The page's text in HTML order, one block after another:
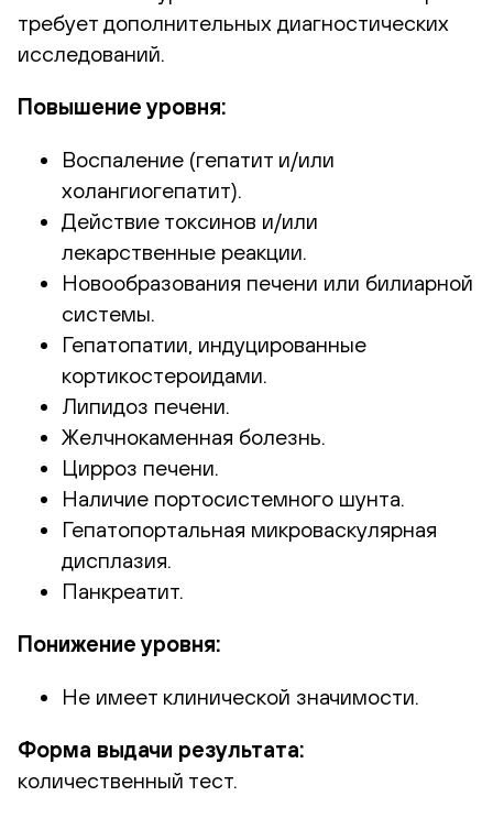
требует дополнительных диагностических
исследований.
Повышение уровня:
Воспаление (гепатит и/или
холангиогепатит).
Действие токсинов и/или
лекарственные реакции.
Новообразования печени или билиарной
системы.
Гепатопатии, индуцированные
кортикостероидами.
Липидоз печени.
Желчнокаменная болезнь.
Цирроз печени.
Наличие портосистемного шунта.
Гепатопортальная микроваскулярная
дисплазия.
Панкреатит.
Понижение уровня:
Не имеет клинической значимости.
Форма выдачи результата:
количественный тест.